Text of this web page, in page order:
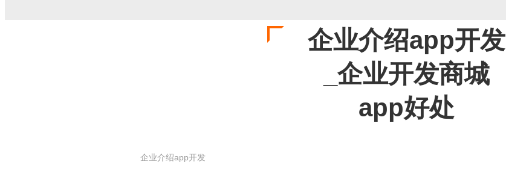
企业介绍app开发
_企业开发商城
app好处
企业介绍app开发